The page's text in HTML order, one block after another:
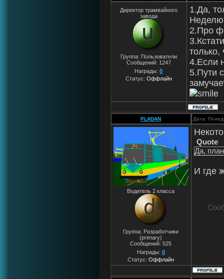
Директор трамвайного
завода
Группа: Пользователи
Сообщений: 1247
Награды:0
Статус: Оффлайн
1.Да,
2.Про
только,
4.Если
5.Пути
PLADAN Дата:
Водитель 2 класса
Группа: Разработчики
(primary)
Сообщений:525
Награды: 0
Статус:Оффлайн
Quote
Да,
И где